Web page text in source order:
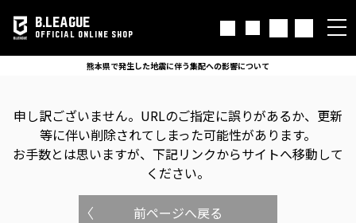
B.LEAGUE
OFFICIAL ONLINE SHOP
熊本県で発生した地震に伴う集配への影響について
申し訳ございません。 URLのご指定に誤りがあるか、更新
等に伴い削除されてしまった可能性があります。
お手数とは思いますが、下記リンクからサイトへ移動して
ください。
前ページへ戻る